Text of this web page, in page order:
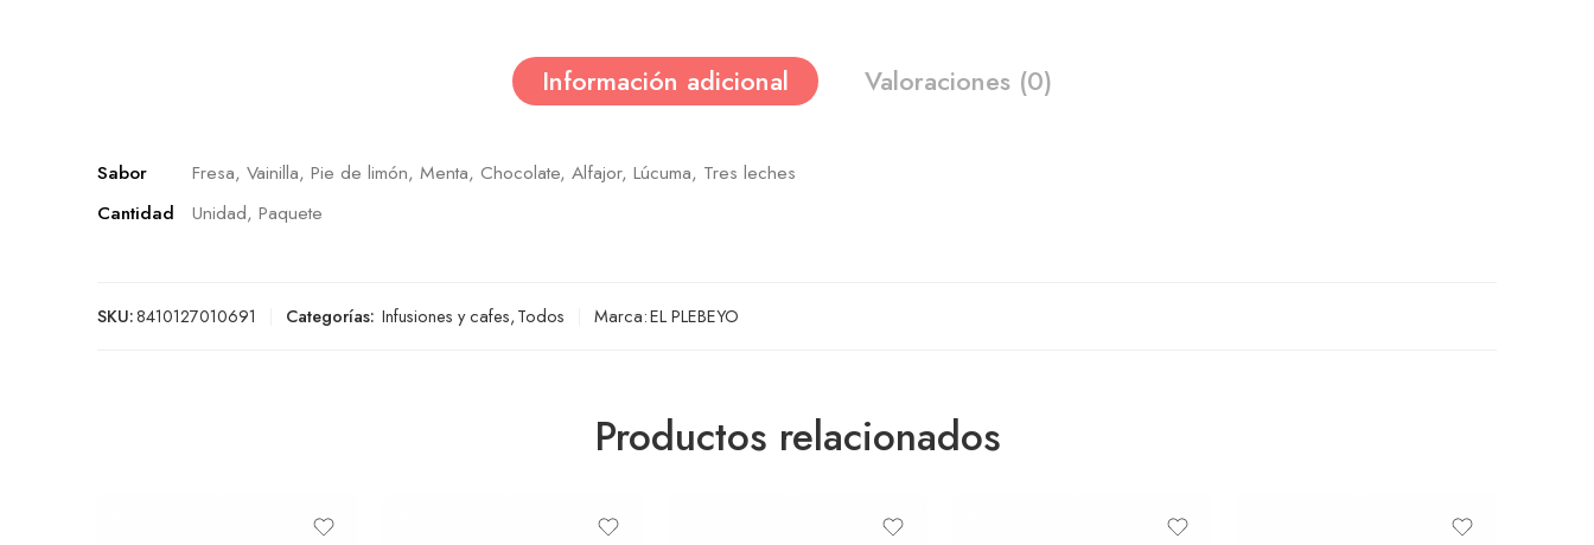
Información adicional Valoraciones (0)
Sabor
Fresa, Vainilla, Pie de limón, Menta, Chocolate, Alfajor, Lúcuma, Tres leches
Cantidad
Unidad, Paquete
SKU:8410127010691 Categorías: Infusiones y cafes,Todos Marca:EL PLEBEYO
Productos relacionados